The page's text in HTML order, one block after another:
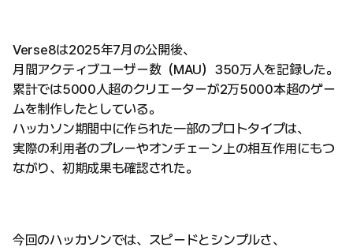
Verse8は2025年7月の公開後、
月間アクティブユーザー数（MAU）350万人を記録した。
累計では5000人超のクリエーターが2万5000本超のゲー
ムを制作したとしている。
ハッカソン期間中に作られた一部のプロトタイプは、
実際の利用者のプレーやオンチェーン上の相互作用にもつ
ながり、初期成果も確認された。
今回のハッカソンでは、スピードとシンプルさ、